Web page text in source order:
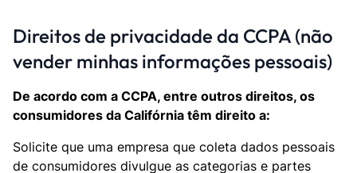
Direitos de privacidade da CCPA (não
vender minhas informações pessoais)
De acordo com a CCPA, entre outros direitos, os
consumidores da Califórnia têm direito a:
Solicite que uma empresa que coleta dados pessoais
de consumidores divulgue as categorias e partes